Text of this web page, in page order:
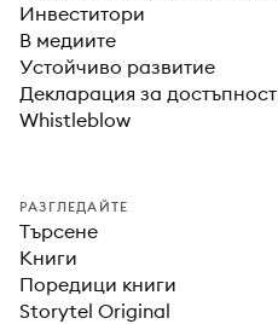
Инвеститори
В медиите
Устойчиво развитие
Декларация за достъпност
Whistleblow
РАЗГЛЕДАЙТЕ
Търсене
Книги
Поредици книги
Storytel Original